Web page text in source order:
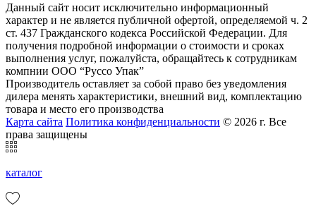
Данный сайт носит исключительно информационный
характер и не является публичной офертой, определяемой ч. 2
ст. 437 Гражданского кодекса Российской Федерации. Для
получения подробной информации о стоимости и сроках
выполнения услуг, пожалуйста, обращайтесь к сотрудникам
компнии ООО “Руссо Упак”
Производитель оставляет за собой право без уведомления
дилера менять характеристики, внешний вид, комплектацию
товара и место его производства
Карта сайта Политика конфиденциальности © 2026 г. Все
права защищены
каталог